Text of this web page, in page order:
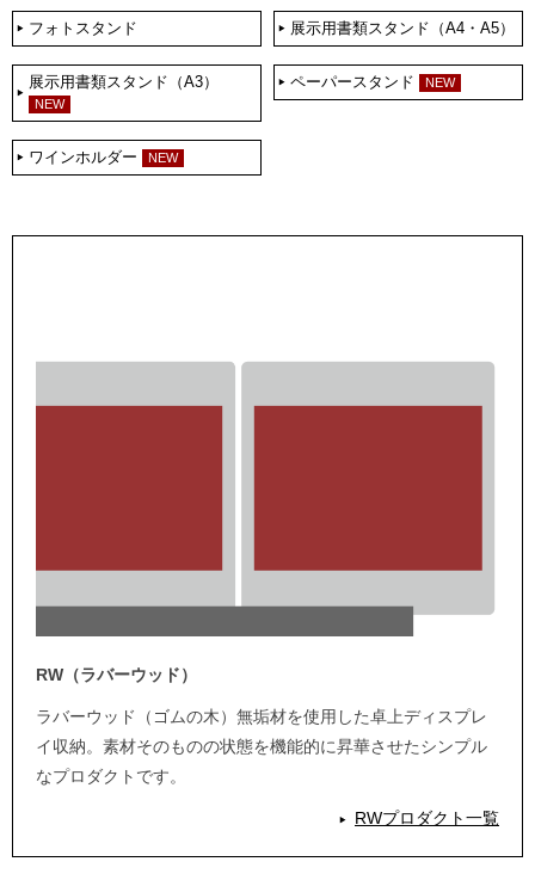
フォトスタンド 展示用書類スタンド（A4・A5）
展示用書類スタンド（A3）
NEW
ペーパースタンド NEW
ワインホルダー NEW
RW（ラバーウッド）
ラバーウッド（ゴムの木）無垢材を使用した卓上ディスプレ
イ収納。素材そのものの状態を機能的に昇華させたシンプル
なプロダクトです。
RWプロダクト一覧